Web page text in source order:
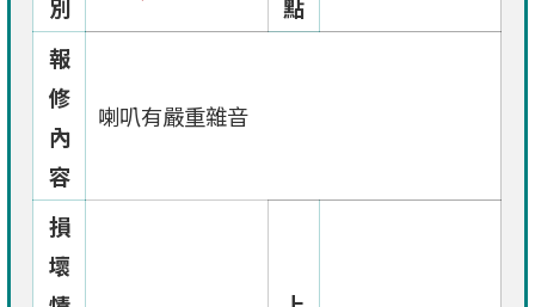
別
點
報
修
內
容
喇叭有嚴重雜音
損
壞